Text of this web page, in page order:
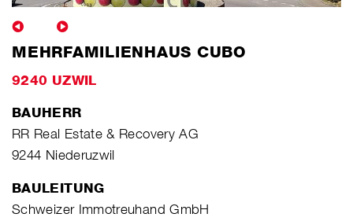
MEHRFAMILIENHAUS CUBO
9240 UZWIL
BAUHERR
RR Real Estate & Recovery AG
9244 Niederuzwil
BAULEITUNG
Schweizer Immotreuhand GmbH